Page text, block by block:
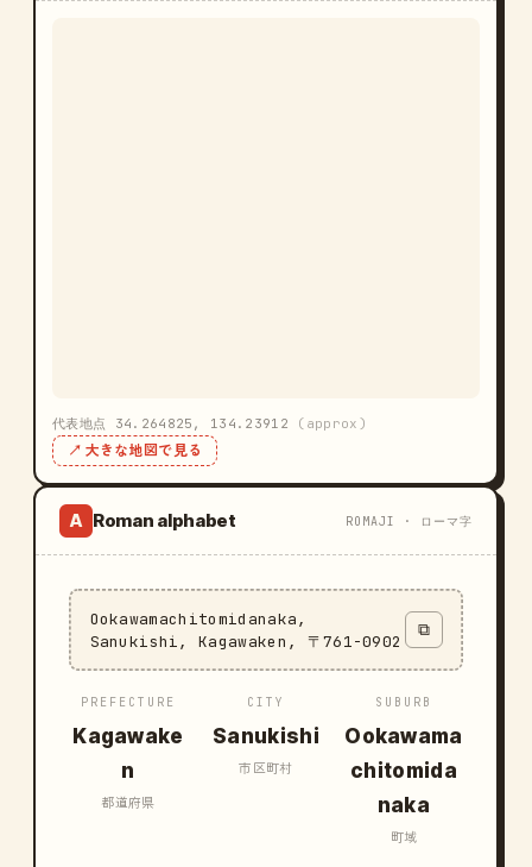
代表地点 34.264825, 134.23912 (approx)
↗ 大きな地図で見る
A Roman alphabet ROMAJI · ローマ字
Ookawamachitomidanaka,
Sanukishi, Kagawaken, 〒761-0902
⧉
PREFECTURE
Kagawake
n
都道府県
CITY
Sanukishi
市区町村
SUBURB
Ookawama
chitomida
naka
町域